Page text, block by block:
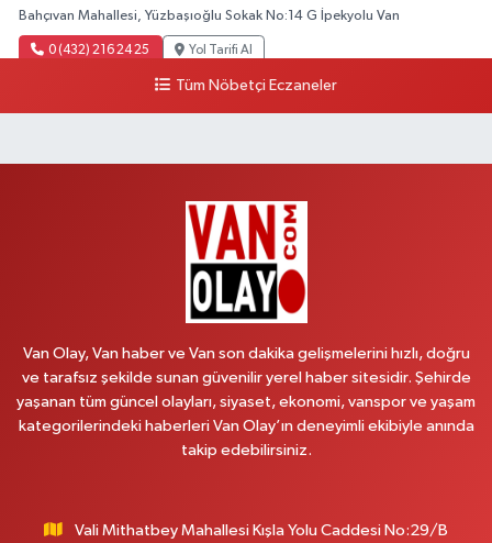
Bahçıvan Mahallesi, Yüzbaşıoğlu Sokak No:14 G İpekyolu Van
0 (432) 216 24 25 Yol Tarifi Al
Beyazıt Mahallesi, Zeylan Caddesi No:1 Erciş Van
Yol Tarifi Al
Afşar Eczanesi
Kazım Karabekir Caddesi No:156 B İpekyolu Van
0 (432) 214 02 40 Yol Tarifi Al
Tüm Nöbetçi Eczaneler
Van Olay, Van haber ve Van son dakika gelişmelerini hızlı, doğru
ve tarafsız şekilde sunan güvenilir yerel haber sitesidir. Şehirde
yaşanan tüm güncel olayları, siyaset, ekonomi, vanspor ve yaşam
kategorilerindeki haberleri Van Olay’ın deneyimli ekibiyle anında
takip edebilirsiniz.
Vali Mithatbey Mahallesi Kışla Yolu Caddesi No:29/B